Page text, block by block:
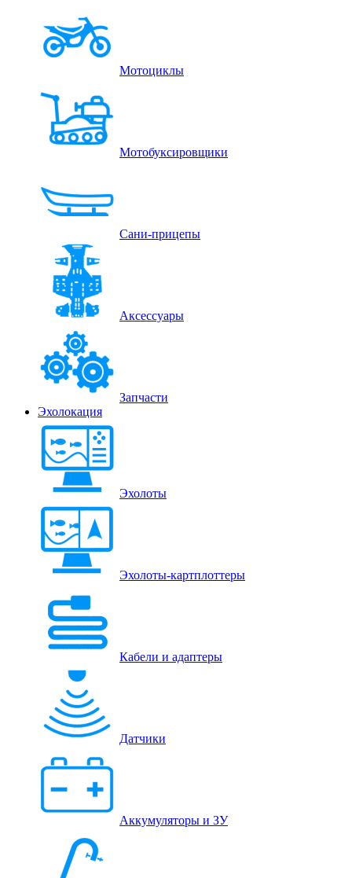
Мотоциклы
Мотобуксировщики
Сани-прицепы
Аксессуары
Запчасти
Эхолокация
Эхолоты
Эхолоты-картплоттеры
Кабели и адаптеры
Датчики
Аккумуляторы и ЗУ